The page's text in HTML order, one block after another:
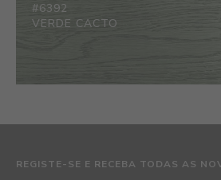
#6392
VERDE CACTO
REGISTE-SE E RECEBA TODAS AS